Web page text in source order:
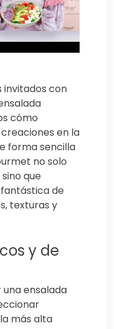
invitados con
cómo
en la
forma sencilla
no solo
que
de
texturas y
y de
ensalada
más alta